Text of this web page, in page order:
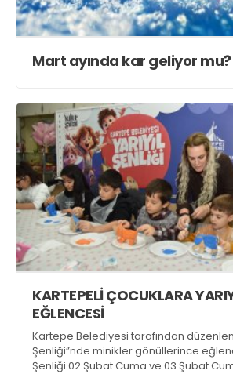
Mart ayında kar geliyor mu?
KARTEPELİ ÇOCUKLARA
EĞLENCESİ
Kartepe Belediyesi tarafından
Şenliği”nde minikler gönüllerince
Şenliği 02 Şubat Cuma ve 03 Şubat